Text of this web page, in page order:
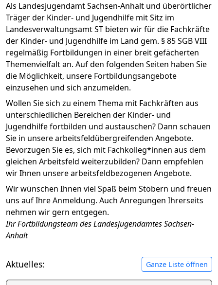
Als Landesjugendamt Sachsen-Anhalt und überörtlicher
Träger der Kinder- und Jugendhilfe mit Sitz im
Landesverwaltungsamt ST bieten wir für die Fachkräfte
der Kinder- und Jugendhilfe im Land gem. § 85 SGB VIII
regelmäßig Fortbildungen in einer breit gefächerten
Themenvielfalt an. Auf den folgenden Seiten haben Sie
die Möglichkeit, unsere Fortbildungsangebote
einzusehen und sich anzumelden.
Wollen Sie sich zu einem Thema mit Fachkräften aus
unterschiedlichen Bereichen der Kinder- und
Jugendhilfe fortbilden und austauschen? Dann schauen
Sie in unsere arbeitsfeldübergreifenden Angebote.
Bevorzugen Sie es, sich mit Fachkolleg*innen aus dem
gleichen Arbeitsfeld weiterzubilden? Dann empfehlen
wir Ihnen unsere arbeitsfeldbezogenen Angebote.
Wir wünschen Ihnen viel Spaß beim Stöbern und freuen
uns auf Ihre Anmeldung. Auch Anregungen Ihrerseits
nehmen wir gern entgegen.
Ihr Fortbildungsteam des Landesjugendamtes Sachsen-
Anhalt
Aktuelles: Ganze Liste öffnen